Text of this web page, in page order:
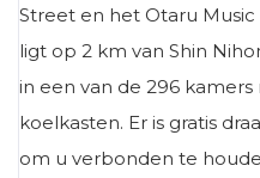
Street en het Otaru
ligt op 2 km van Shin
in een van de 296
koelkasten. Er is gratis
om u verbonden te